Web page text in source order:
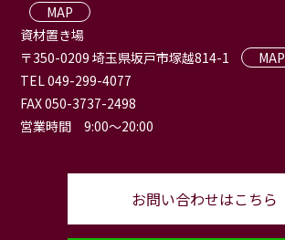
MAP
資材置き場
〒350-0209 埼玉県坂戸市塚越814-1
MAP
TEL 049-299-4077
FAX 050-3737-2498
営業時間 9:00〜20:00
お問い合わせはこちら